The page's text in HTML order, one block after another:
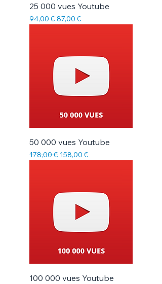
25 000 vues Youtube
Prix original
94,00 € Prix promotionnel
87,00 €
50 000 vues Youtube
Prix original
178,00 € Prix promotionnel
158,00 €
100 000 vues Youtube